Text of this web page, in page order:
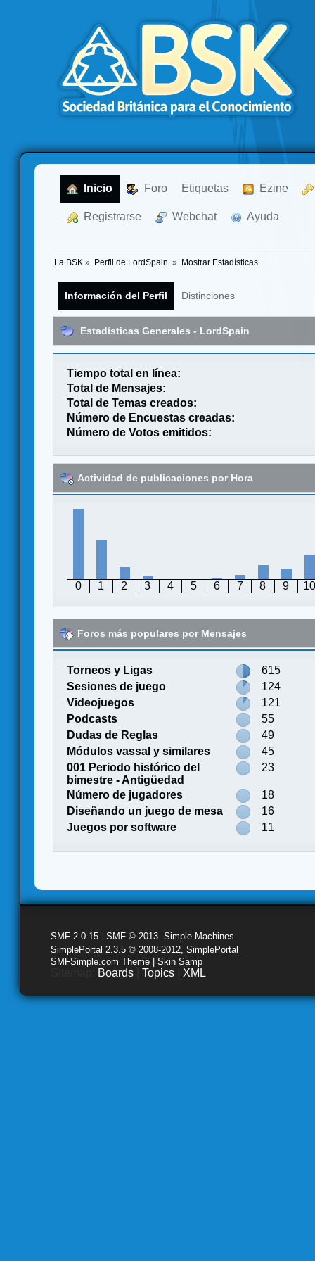
Inicio Foro Etiquetas Ezine
Registrarse Webchat Ayuda
La BSK » Perfil de LordSpain » Mostrar Estadísticas
Información del Perfil Distinciones
Estadísticas Generales - LordSpain
Tiempo total en línea:
Total de Mensajes:
Total de Temas creados:
Número de Encuestas creadas:
Número de Votos emitidos:
Actividad de publicaciones por Hora
0 1 2 3 4 5 6 7 8 9 10
Foros más populares por Mensajes
Torneos y Ligas
615
Sesiones de juego
124
Videojuegos
121
Podcasts
55
Dudas de Reglas
49
Módulos vassal y similares
45
001 Periodo histórico del
bimestre - Antigüedad
23
Número de jugadores
18
Diseñando un juego de mesa
16
Juegos por software
11
SMF 2.0.15 SMF © 2013 Simple Machines
SimplePortal 2.3.5 © 2008-2012, SimplePortal
SMFSimple.com Theme | Skin Samp
Boards Topics XML